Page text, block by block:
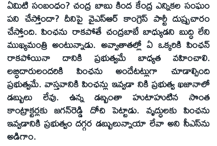
ఏమిటి సంబంధం? చంద్ర బాబు కింద కేంద్ర ఎన్నికల సంఘం
పని చేస్తోందా? దీనిపై వైఎస్‌ఆర్‌ కాంగ్రెస్‌ పార్టీ దుష్ప్రచారం
చేస్తోంది. పింఛను రాకపోతే చంద్రబాబే బాధ్యుడని బుద్ధి లేని
ముఖ్యమంత్రి అంటున్నాడు. అవ్వాతాతల్లో ఏ ఒక్కరికి పింఛన్‌
రాకపోయినా దానికి ప్రభుత్వమే బాధ్యత వహించాలి.
లబ్ధిదారులందరికి పింఛను అందేటట్లుగా చూడాల్సింది
ప్రభుత్వమే. వాస్తవానికి పింఛన్లు ఇవ్వడా నికి ప్రభుత్వ ఖజానాలో
డబ్బులు లేవు. ఉన్న డబ్బంతా హుటాహుటిన సొంత
కాంట్రాక్టర్లకు జగన్‌రెడ్డి దోచి పెట్టాడు. వృద్ధులకు పింఛను
ఇవ్వడానికి ప్రభుత్వం దగ్గర డబ్బులున్నాయా లేవా అని సీఎస్‌ను
అడిగాం.